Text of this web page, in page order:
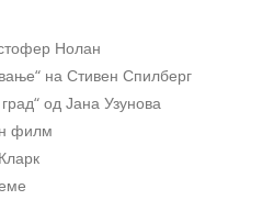
Нолан
на Стивен Спилберг
од Јана Узунова
филм